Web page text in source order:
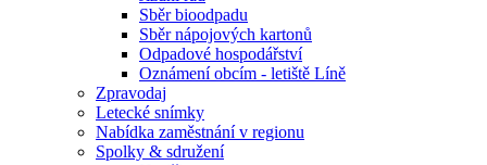
Sběr bioodpadu
Sběr nápojových kartonů
Odpadové hospodářství
Oznámení obcím - letiště Líně
Zpravodaj
Letecké snímky
Nabídka zaměstnání v regionu
Spolky & sdružení